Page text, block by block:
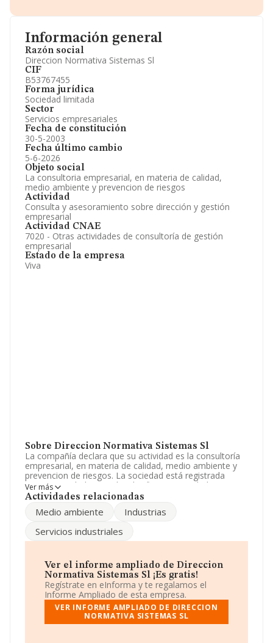
Información general
Razón social
Direccion Normativa Sistemas Sl
CIF
B53767455
Forma jurídica
Sociedad limitada
Sector
Servicios empresariales
Fecha de constitución
30-5-2003
Fecha último cambio
5-6-2026
Objeto social
La consultoria empresarial, en materia de calidad,
medio ambiente y prevencion de riesgos
Actividad
Consulta y asesoramiento sobre dirección y gestión
empresarial
Actividad CNAE
7020 - Otras actividades de consultoría de gestión
empresarial
Estado de la empresa
Viva
Sobre Direccion Normativa Sistemas Sl
La compañía declara que su actividad es la consultoría
empresarial, en materia de calidad, medio ambiente y
prevencion de riesgos. La sociedad está registrada
como Sociedad Limitada. Clasifica su actividad CNAE
como '%cnae%', código 7020. La empresa no tiene
disposición de INFORMA, ha tenido un número de
empleados por debajo de la media de sector.
Para llamar las oficinas se puede hacer a través del
número 965984661 y puedes visitar su sitio web:
www.dnssistemas.com.
La sociedadDireccion Normativa Sistemas S.L, con
NIF B53767455, está situada en Calle Asturias núm. 6
Ent, (03007), Alicante, Comunidad Valenciana.
Ver más
Actividades relacionadas
Medio ambiente
Industrias
Servicios industriales
Ver el informe ampliado de Direccion
Normativa Sistemas Sl ¡Es gratis!
Regístrate en eInforma y te regalamos el
Informe Ampliado de esta empresa.
VER INFORME AMPLIADO DE DIRECCION
NORMATIVA SISTEMAS SL
Información oficial y registral complementaria.